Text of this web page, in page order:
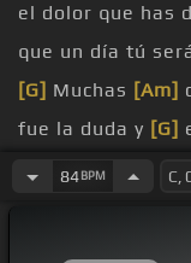
el dolor que has
que un día tú
[G] Muchas [Am]
fue la duda y [G]
que no nos
[Dm]
84BPM